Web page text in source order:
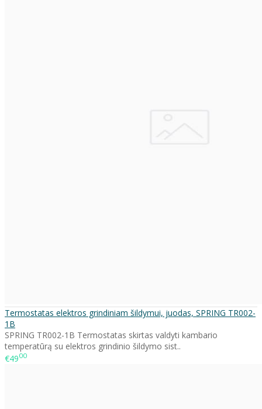
Termostatas elektros grindiniam šildymui, juodas, SPRING TR002-
1B
SPRING TR002-1B Termostatas skirtas valdyti kambario
temperatūrą su elektros grindinio šildymo sist..
€4900